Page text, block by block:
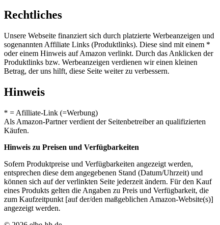
Rechtliches
Unsere Webseite finanziert sich durch platzierte Werbeanzeigen und
sogenannten Affiliate Links (Produktlinks). Diese sind mit einem *
oder einem Hinweis auf Amazon verlinkt. Durch das Anklicken der
Produktlinks bzw. Werbeanzeigen verdienen wir einen kleinen
Betrag, der uns hilft, diese Seite weiter zu verbessern.
Hinweis
* = Afilliate-Link (=Werbung)
Als Amazon-Partner verdient der Seitenbetreiber an qualifizierten
Käufen.
Hinweis zu Preisen und Verfügbarkeiten
Sofern Produktpreise und Verfügbarkeiten angezeigt werden,
entsprechen diese dem angegebenen Stand (Datum/Uhrzeit) und
können sich auf der verlinkten Seite jederzeit ändern. Für den Kauf
eines Produkts gelten die Angaben zu Preis und Verfügbarkeit, die
zum Kaufzeitpunkt [auf der/den maßgeblichen Amazon-Website(s)]
angezeigt werden.